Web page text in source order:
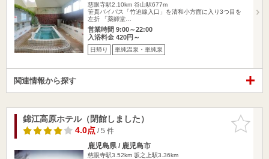
慈眼寺駅2.10km 谷山駅677m
笹貫バイパス「竹迫線入口」を清和小方面に入り3つ目を
左折 「薬師堂…
営業時間 9:00～22:00
入浴料金 420円～
日帰り 単純温泉・単純泉
関連情報から探す
お気に入
りに追加
錦江高原ホテル（閉館しました）
4.0点/ 5 件
鹿児島県 / 鹿児島市
慈眼寺駅3.52km 坂之上駅3.36km